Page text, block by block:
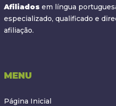
Afiliados em língua
especializado, qualificado e
afiliação.
MENU
Página Inicial